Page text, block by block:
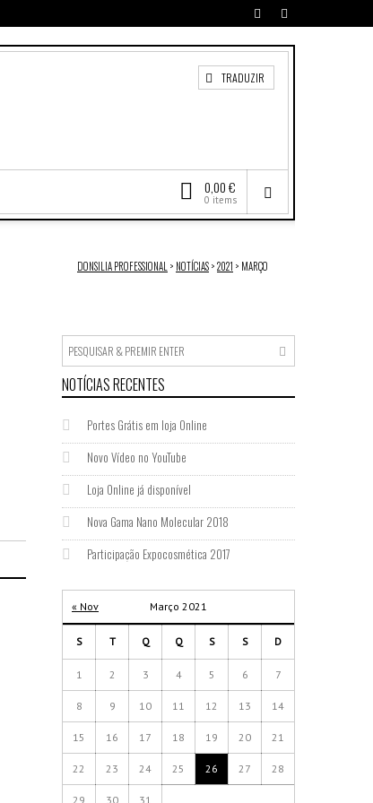
TRADUZIR
0,00 €
0 items
DONSILIA PROFESSIONAL > NOTÍCIAS>2021 > MARÇO
NOTÍCIAS RECENTES
Portes Grátis em loja Online
Novo Vídeo no YouTube
Loja Online já disponível
Nova Gama Nano Molecular 2018
Participação Expocosmética 2017
Março 2021
S T Q Q S S D
« Nov
1 2 3 4 5 6 7
8 9 10 11 12 13 14
15 16 17 18 19 20 21
22 23 24 25 26 27 28
29 30 31